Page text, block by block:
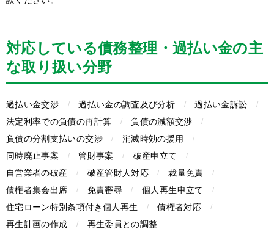
対応している債務整理・過払い金の主
な取り扱い分野
過払い金交渉 過払い金の調査及び分析
過払い金訴訟
法定利率での負債の再計算
負債の減額交渉
負債の分割支払いの交渉
消滅時効の援用
同時廃止事案
管財事案
破産申立て
自営業者の破産
破産管財人対応
裁量免責
債権者集会出席
免責審尋
個人再生申立て
住宅ローン特別条項付き個人再生
債権者対応
再生計画の作成
再生委員との調整